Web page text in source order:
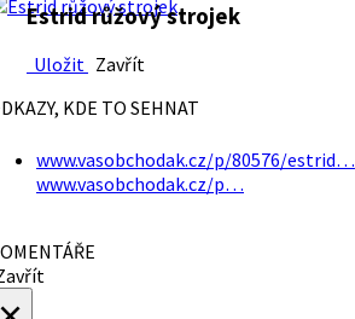
Estrid růžový strojek
Uložit Zavřít
KDE TO SEHNAT
www.vasobchodak.cz/p/80576/estrid…
www.vasobchodak.cz/p…